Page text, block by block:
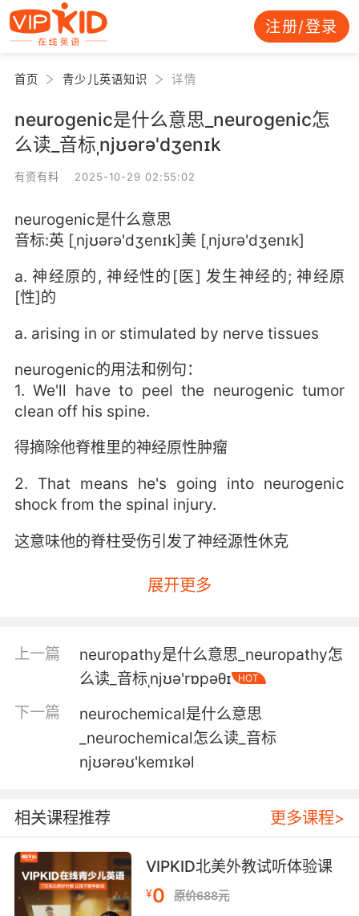
注册/登录
首页 青少儿英语知识 详情
neurogenic是什么意思_neurogenic怎
么读_音标ˌnjʊərə'dʒenɪk
有资有料 2025-10-29 02:55:02
neurogenic是什么意思
音标:英 [ˌnjʊərə'dʒenɪk]美 [ˌnjʊrə'dʒenɪk]
a. 神经原的, 神经性的[医] 发生神经的; 神经原
[性]的
a. arising in or stimulated by nerve tissues
neurogenic的用法和例句：
1. We'll have to peel the neurogenic tumor
clean off his spine.
得摘除他脊椎里的神经原性肿瘤
2. That means he's going into neurogenic
shock from the spinal injury.
这意味他的脊柱受伤引发了神经源性休克
展开更多
上一篇
neuropathy是什么意思_neuropathy怎
么读_音标ˌnjʊə'rɒpəθɪ
HOT
下一篇
neurochemical是什么意思
_neurochemical怎么读_音标
njʊərəʊ'kemɪkəl
相关课程推荐 更多课程>
VIPKID北美外教试听体验课
¥0 原价688元